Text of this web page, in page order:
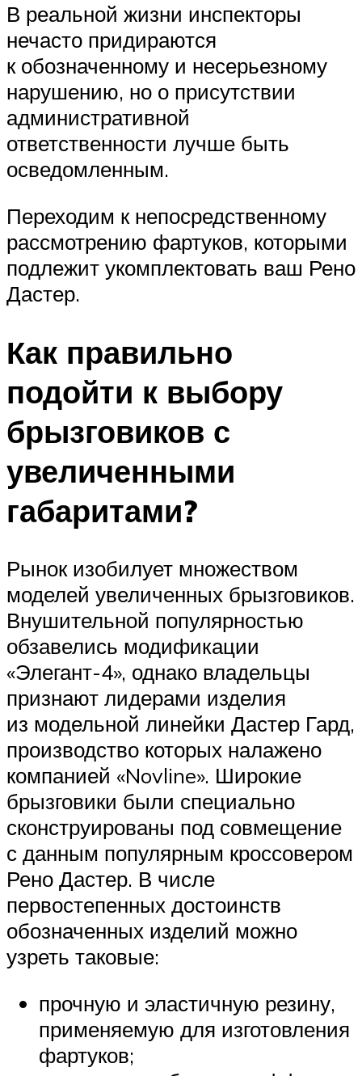
В реальной жизни инспекторы
нечасто придираются
к обозначенному и несерьезному
нарушению, но о присутствии
административной
ответственности лучше быть
осведомленным.
Переходим к непосредственному
рассмотрению фартуков, которыми
подлежит укомплектовать ваш Рено
Дастер.
Как правильно
подойти к выбору
брызговиков с
увеличенными
габаритами?
Рынок изобилует множеством
моделей увеличенных брызговиков.
Внушительной популярностью
обзавелись модификации
«Элегант-4», однако владельцы
признают лидерами изделия
из модельной линейки Дастер Гард,
производство которых налажено
компанией «Novline». Широкие
брызговики были специально
сконструированы под совмещение
с данным популярным кроссовером
Рено Дастер. В числе
первостепенных достоинств
обозначенных изделий можно
узреть таковые:
прочную и эластичную резину,
применяемую для изготовления
фартуков;